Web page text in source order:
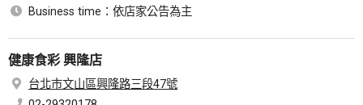
Business time：依店家公告為主
健康食彩 興隆店
台北市文山區興隆路三段47號